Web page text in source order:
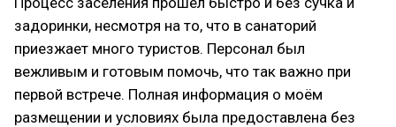
задоринки, несмотря на то, что в санаторий
приезжает много туристов. Персонал был
вежливым и готовым помочь, что так важно при
первой встрече. Полная информация о моём
размещении и условиях была предоставлена без